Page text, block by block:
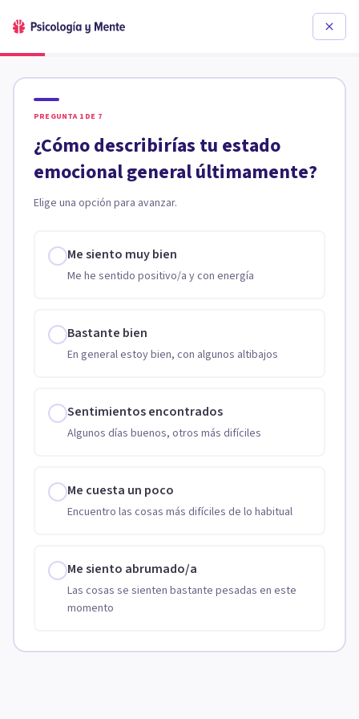
PREGUNTA 1 DE 7
¿Cómo describirías tu estado
emocional general últimamente?
Elige una opción para avanzar.
Me siento muy bien
Me he sentido positivo/a y con energía
Bastante bien
En general estoy bien, con algunos altibajos
Sentimientos encontrados
Algunos días buenos, otros más difíciles
Me cuesta un poco
Encuentro las cosas más difíciles de lo habitual
Me siento abrumado/a
Las cosas se sienten bastante pesadas en este
momento